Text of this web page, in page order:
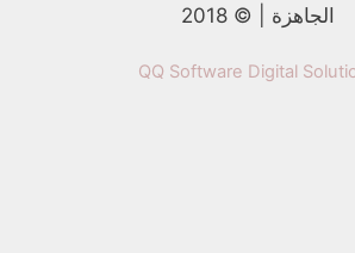
الجاهزة | © 2018
QQ Software Digital